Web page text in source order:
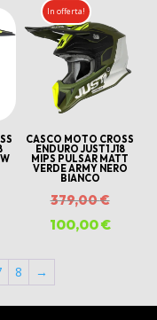
€.
€.
In offerta!
CASCO MOTO CROSS
ENDURO JUST1 J18
MIPS PULSAR MATT
VERDE ARMY NERO
BIANCO
379,00€Il
prezzo
100,00€Il
8 →